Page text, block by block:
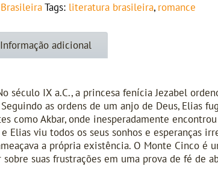
Tags: literatura brasileira, romance
Informação adicional
século IX a.C., a princesa fenícia Jezabel
as ordens de um anjo de Deus, Elias
como Akbar, onde inesperadamente
Elias viu todos os seus sonhos e esperanças
a própria existência. O Monte Cinco é
suas frustrações em uma prova de fé de